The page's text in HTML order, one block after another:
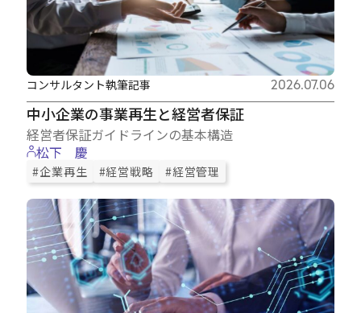
中小企業の事業再生と経営者保証
経営者保証ガイドラインの基本構造
コンサルタント執筆記事 2026.07.06
松下 慶
#企業再生 #経営戦略 #経営管理